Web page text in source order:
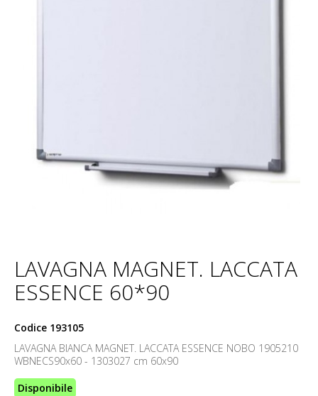
LAVAGNA MAGNET. LACCATA
ESSENCE 60*90
Codice 193105
LAVAGNA BIANCA MAGNET. LACCATA ESSENCE NOBO 1905210
WBNECS90x60 - 1303027 cm 60x90
Disponibile